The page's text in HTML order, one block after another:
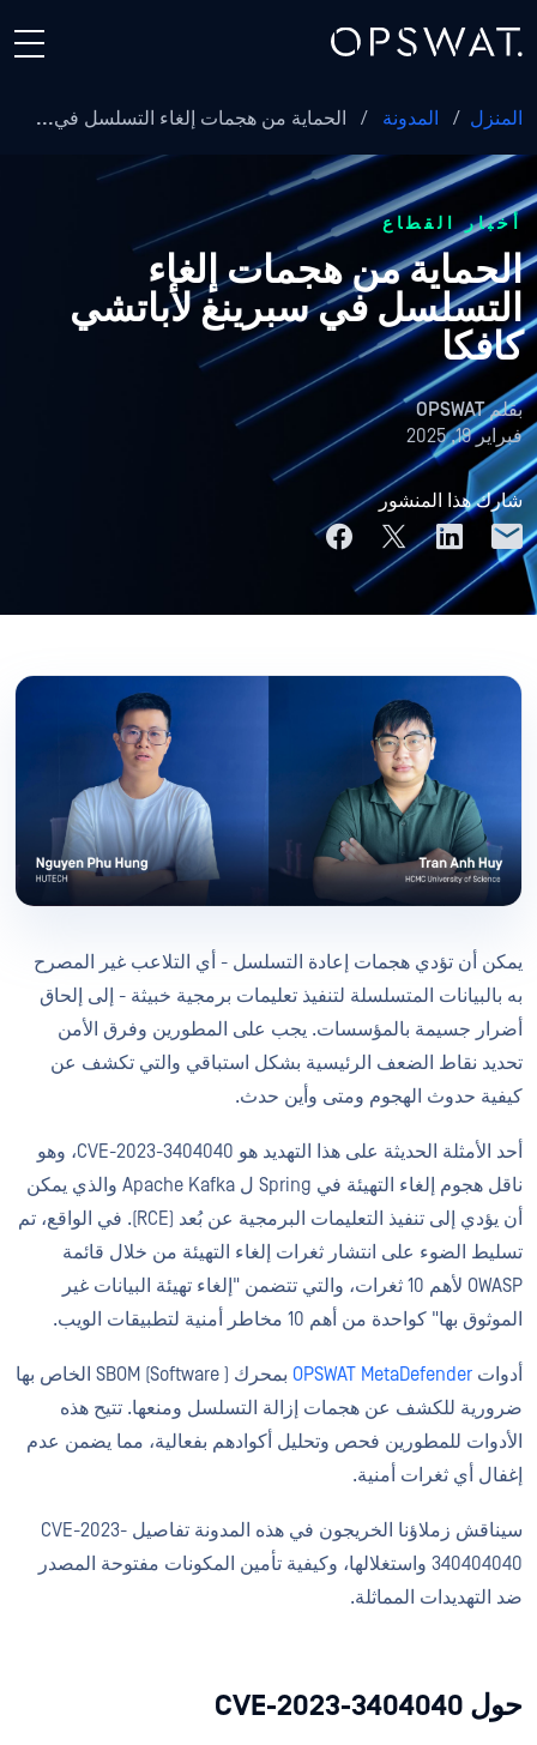
المنزل / المدونة / الحماية من هجمات إلغاء التسلسل في...
أخبار القطاع
الحماية من هجمات إلغاء
التسلسل في سبرينغ لأباتشي
كافكا
بقلمOPSWAT
فبراير 19, 2025
شارك هذا المنشور
يمكن أن تؤدي هجمات إعادة التسلسل - أي التلاعب غير المصرح
به بالبيانات المتسلسلة لتنفيذ تعليمات برمجية خبيثة - إلى إلحاق
أضرار جسيمة بالمؤسسات. يجب على المطورين وفرق الأمن
تحديد نقاط الضعف الرئيسية بشكل استباقي والتي تكشف عن
كيفية حدوث الهجوم ومتى وأين حدث.
أحد الأمثلة الحديثة على هذا التهديد هو CVE-2023-3404040، وهو
ناقل هجوم إلغاء التهيئة في Spring ل Apache Kafka والذي يمكن
أن يؤدي إلى تنفيذ التعليمات البرمجية عن بُعد (RCE). في الواقع، تم
تسليط الضوء على انتشار ثغرات إلغاء التهيئة من خلال قائمة
OWASP لأهم 10 ثغرات، والتي تتضمن "إلغاء تهيئة البيانات غير
الموثوق بها" كواحدة من أهم 10 مخاطر أمنية لتطبيقات الويب.
أدوات OPSWAT MetaDefender
بمحرك SBOM (Software ) الخاص بها
ضرورية للكشف عن هجمات إزالة التسلسل ومنعها. تتيح هذه
الأدوات للمطورين فحص وتحليل أكوادهم بفعالية، مما يضمن عدم
إغفال أي ثغرات أمنية.
سيناقش زملاؤنا الخريجون في هذه المدونة تفاصيل CVE-2023-
340404040 واستغلالها، وكيفية تأمين المكونات مفتوحة المصدر
ضد التهديدات المماثلة.
حول CVE-2023-3404040